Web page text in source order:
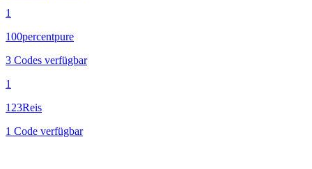
1
100percentpure
3 Codes verfügbar
1
123Reis
1 Code verfügbar